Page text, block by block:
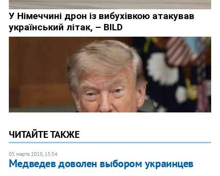
ЧИТАЙТЕ ТАКЖЕ
05 марта 2010, 15:54
Медведев доволен выбором украинцев